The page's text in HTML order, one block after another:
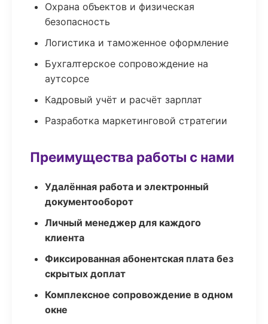
Охрана объектов и физическая
безопасность
Логистика и таможенное оформление
Бухгалтерское сопровождение на
аутсорсе
Кадровый учёт и расчёт зарплат
Разработка маркетинговой стратегии
Преимущества работы с нами
Удалённая работа и электронный
документооборот
Личный менеджер для каждого
клиента
Фиксированная абонентская плата без
скрытых доплат
Комплексное сопровождение в одном
окне